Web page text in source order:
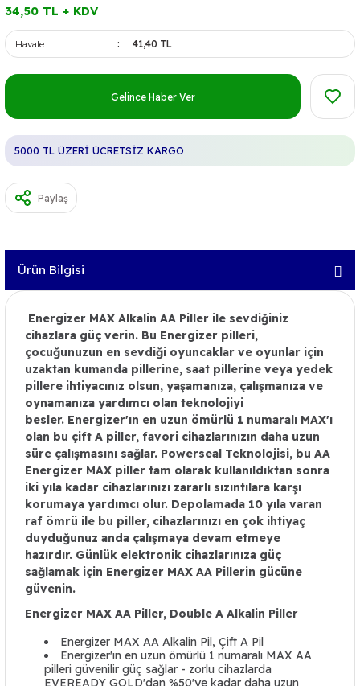
34,50 TL + KDV
Havale 41,40 TL
Gelince Haber Ver
5000 TL ÜZERİ ÜCRETSİZ KARGO
Paylaş
Ürün Bilgisi
Energizer MAX Alkalin AA Piller ile sevdiğiniz
cihazlara güç verin. Bu Energizer pilleri,
çocuğunuzun en sevdiği oyuncaklar ve oyunlar için
uzaktan kumanda pillerine, saat pillerine veya yedek
pillere ihtiyacınız olsun, yaşamanıza, çalışmanıza ve
oynamanıza yardımcı olan teknolojiyi
besler. Energizer'ın en uzun ömürlü 1 numaralı MAX'ı
olan bu çift A piller, favori cihazlarınızın daha uzun
süre çalışmasını sağlar. Powerseal Teknolojisi, bu AA
Energizer MAX piller tam olarak kullanıldıktan sonra
iki yıla kadar cihazlarınızı zararlı sızıntılara karşı
korumaya yardımcı olur. Depolamada 10 yıla varan
raf ömrü ile bu piller, cihazlarınızı en çok ihtiyaç
duyduğunuz anda çalışmaya devam etmeye
hazırdır. Günlük elektronik cihazlarınıza güç
sağlamak için Energizer MAX AA Pillerin gücüne
güvenin.
Energizer MAX AA Piller, Double A Alkalin Piller
Energizer MAX AA Alkalin Pil, Çift A Pil
Energizer'ın en uzun ömürlü 1 numaralı MAX AA
pilleri güvenilir güç sağlar - zorlu cihazlarda
EVEREADY GOLD'dan %50'ye kadar daha uzun